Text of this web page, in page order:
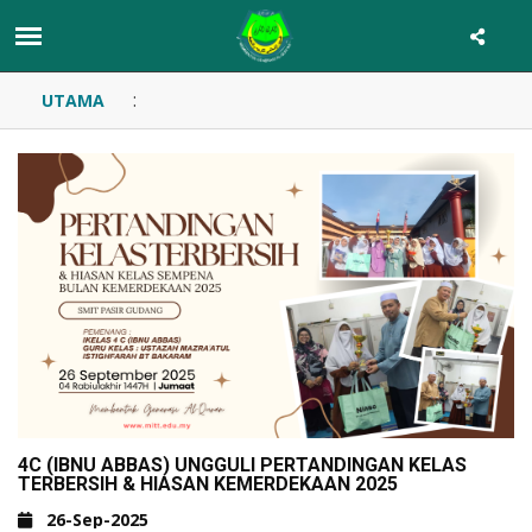
UTAMA :
4C (IBNU ABBAS) UNGGULI PERTANDINGAN KELAS
TERBERSIH & HIASAN KEMERDEKAAN 2025
26-Sep-2025